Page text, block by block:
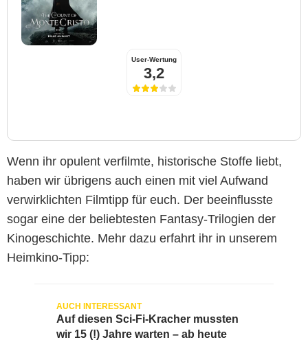
User-Wertung
3,2
Wenn ihr opulent verfilmte, historische Stoffe liebt,
haben wir übrigens auch einen mit viel Aufwand
verwirklichten Filmtipp für euch. Der beeinflusste
sogar eine der beliebtesten Fantasy-Trilogien der
Kinogeschichte. Mehr dazu erfahrt ihr in unserem
Heimkino-Tipp:
Auf diesen Sci-Fi-Kracher mussten
wir 15 (!) Jahre warten – ab heute